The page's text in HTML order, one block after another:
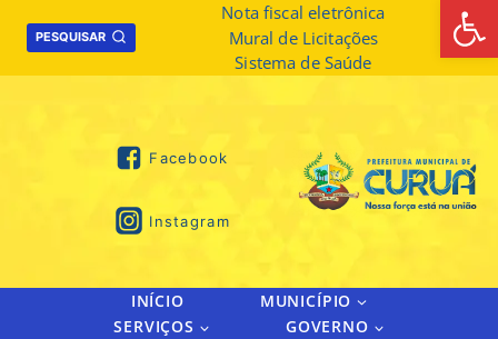
PESQUISAR
Nota fiscal eletrônica
Mural de Licitações
Sistema de Saúde
Facebook
Instagram
INÍCIO
MUNICÍPIO
SERVIÇOS
GOVERNO